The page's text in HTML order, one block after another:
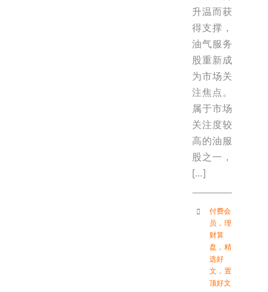
升温而获
得支撑，
油气服务
股重新成
为市场关
注焦点。
属于市场
关注度较
高的油服
股之一，
[…]
付费会
员 ， 理
财算
盘 ， 精
选好
文 ， 置
顶好文